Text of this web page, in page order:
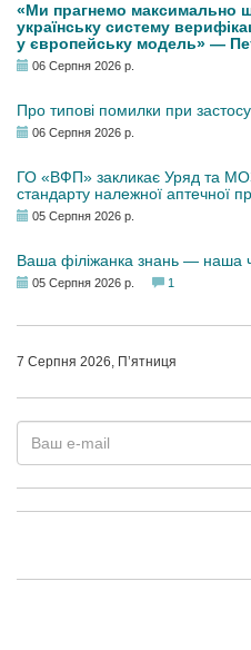
«Ми прагнемо максимально
українську систему
у європейську модель» —
06 Серпня 2026 р.
Про типові помилки при
06 Серпня 2026 р.
ГО «ВФП» закликає Уряд та
стандарту належної аптечної
05 Серпня 2026 р.
Ваша філіжанка знань — наша
05 Серпня 2026 р. 1
7 Серпня 2026, П’ятниця